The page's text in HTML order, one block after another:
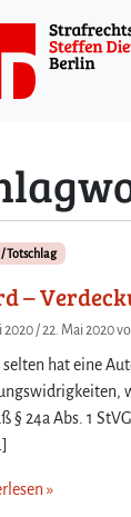
Totschlag
–
2020 /22. Mai 2020
selten hat eine
§ 24a Abs. 1
»